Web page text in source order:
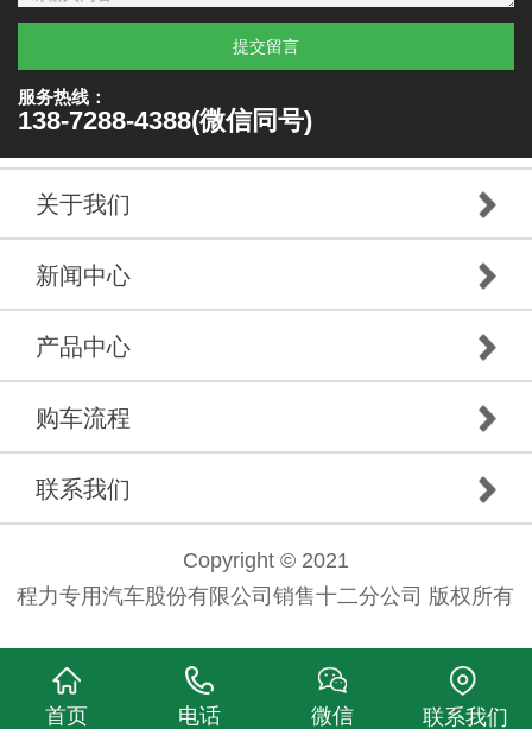
提交留言
服务热线：
138-7288-4388(微信同号)
关于我们
新闻中心
产品中心
购车流程
联系我们
Copyright © 2021
程力专用汽车股份有限公司销售十二分公司 版权所有
首页 电话 微信 联系我们